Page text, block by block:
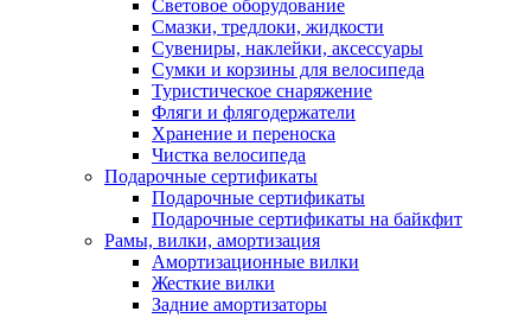
Световое оборудование
Смазки, тредлоки, жидкости
Сувениры, наклейки, аксессуары
Сумки и корзины для велосипеда
Туристическое снаряжение
Фляги и флягодержатели
Хранение и переноска
Чистка велосипеда
Подарочные сертификаты
Подарочные сертификаты
Подарочные сертификаты на байкфит
Рамы, вилки, амортизация
Амортизационные вилки
Жесткие вилки
Задние амортизаторы